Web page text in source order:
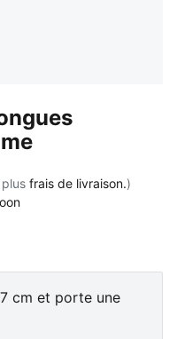
frais de livraison.)
cm et porte une